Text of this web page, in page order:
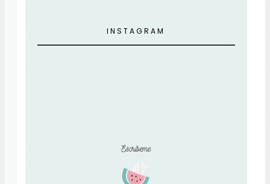
INSTAGRAM